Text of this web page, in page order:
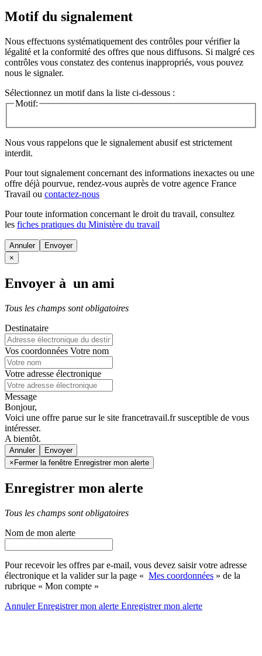
Motif du signalement
Nous effectuons systématiquement des contrôles pour vérifier la
légalité et la conformité des offres que nous diffusons. Si malgré ces
contrôles vous constatez des contenus inappropriés, vous pouvez
nous le signaler.
Sélectionnez un motif dans la liste ci-dessous :
Motif:
Nous vous rappelons que le signalement abusif est strictement
interdit.
Pour tout signalement concernant des informations inexactes ou une
offre déjà pourvue, rendez-vous auprès de votre agence France
Travail ou contactez-nous
Pour toute information concernant le droit du travail, consultez
les fiches pratiques du Ministère du travail
Annuler
×
Envoyer à un ami
Tous les champs sont obligatoires
Destinataire
Vos coordonnées Votre nom
Votre adresse électronique
Message
Bonjour,
Voici une offre parue sur le site francetravail.fr susceptible de vous
intéresser.
A bientôt.
Annuler
× Fermer la fenêtre Enregistrer mon alerte
Enregistrer mon alerte
Tous les champs sont obligatoires
Nom de mon alerte
Pour recevoir les offres par e-mail, vous devez saisir votre adresse
électronique et la valider sur la page « Mes coordonnées » de la
rubrique « Mon compte »
AnnulerEnregistrer mon alerte Enregistrermon alerte